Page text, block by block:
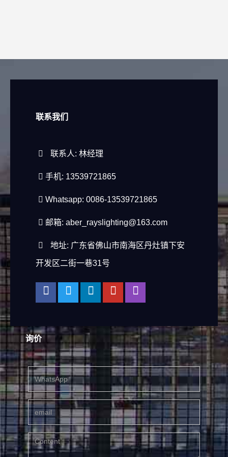
联系我们
联系人: 林经理
手机: 13539721865
Whatsapp: 0086-13539721865
邮箱: aber_rayslighting@163.com
地址: 广东省佛山市南海区丹灶镇下安
开发区二街一巷31号
询价